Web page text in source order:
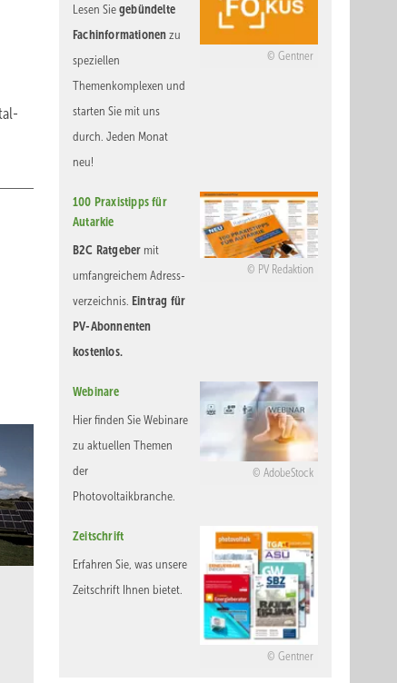
Gentner
Lesen Sie gebündelte
Fachinformationen zu
speziellen
Themenkomplexen und
starten Sie mit uns
durch. Jeden Monat
neu!
PV Redaktion
100 Praxistipps für
Autarkie
B2C Ratgeber mit
umfangreichem Adress-
verzeichnis. Eintrag für
PV-Abonnenten
kostenlos.
AdobeStock
Webinare
Hier finden Sie Webinare
zu aktuellen Themen
der
Photovoltaikbranche.
Gentner
Zeitschrift
Erfahren Sie, was unsere
Zeitschrift Ihnen bietet.